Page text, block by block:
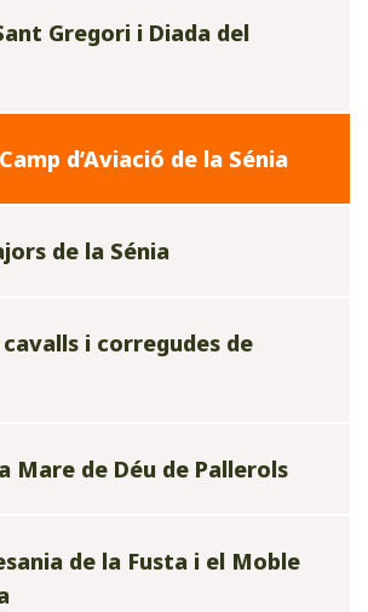
Gregori i Diada del
d’Aviació de la Sénia
de la Sénia
cavalls i corregudes de
Mare de Déu de Pallerols
de la Fusta i el Moble